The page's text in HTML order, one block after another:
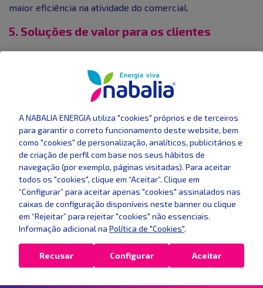
maior eficiência na atividade do comercial.
5. Soluções de valor para os clientes
As empresas procuram hoje mais do que preço.
Procuram confiança, sustentabilidade e previsibilidade.
Os tarifários da Nabalia Energia garantem:
Preços competitivos e ajustados ao perfil de
consumo
Faturação transparente e apoio dedicado
Como funciona o processo de
entrada?
Tornar-se parceiro comercial da Nabalia Energia é
simples e rápido. O processo está desenhado para que
qualquer pessoa com perfil comercial e vontade de
crescer possa iniciar atividade em pouco tempo, sem
A NABALIA ENERGIA utiliza "cookies" próprios e de terceiros
para garantir o correto funcionamento deste website, bem
como "cookies" de personalização, analíticos, publicitários e
de criação de perfil com base nos seus hábitos de
navegação (por exemplo, páginas visitadas). Para aceitar
todos os "cookies", clique em “Aceitar”. Clique em
“Configurar” para aceitar apenas "cookies" assinalados nas
caixas de configuração disponíveis neste banner ou clique
em “Rejeitar” para rejeitar "cookies" não essenciais.
Informação adicional na Política de "Cookies".
Recusar Configurar Aceitar